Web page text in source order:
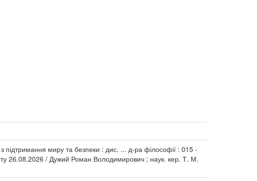
підтримання миру та безпеки : дис. ... д-ра філософії : 015 -
26.08.2026 / Дужий Роман Володимирович ; наук. кер. Т. М.